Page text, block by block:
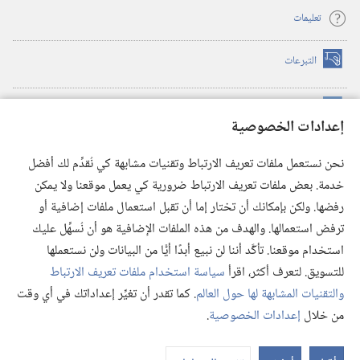
إعدادات الخصوصية
نحن نستعمل ملفات تعريف الارتباط وتقنيات مشابهة كي نُقدِّم لك أفضل
خدمة. بعض ملفات تعريف الارتباط ضرورية كي يعمل موقعنا ولا يمكن
رفضها. ولكن بإمكانك أن تختار إما أن تقبل استعمال ملفات إضافية أو
ترفض استعمالها. والهدف من هذه الملفات الإضافية هو أن نُسهِّل عليك
استخدام موقعنا. تأكَّد أننا لن نبيع أبدًا أيًّا من البيانات ولن نستعملها
للتسويق. لتعرف أكثر، اقرأسياسة استخدام ملفات تعريف الارتباط
والتقنيات المشابهة لها حول العالم. كما تقدر أن تغيِّر إعداداتك في أي وقت
من خلال إعدادات الخصوصية.
تعليمات
التبرعات (يفتح
نافذة
(يفتح
نافذة
(يفتح
نافذة
جديدة) تطبيق ®
JW Library
مكتبة برج المراقبة
© 2026 .Watch Tower Bible and Tract Society of Pennsylvania
شروط الاستخدام |